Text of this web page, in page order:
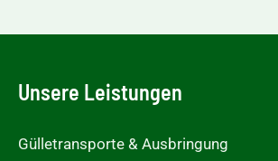
Unsere Leistungen
Gülletransporte & Ausbringung